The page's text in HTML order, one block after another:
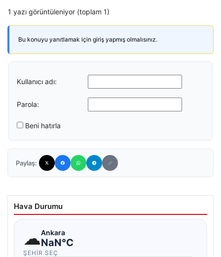
1 yazı görüntüleniyor (toplam 1)
Bu konuyu yanıtlamak için giriş yapmış olmalısınız.
Kullanıcı adı:
Parola:
Beni hatırla
Paylaş:
Hava Durumu
☁Ankara
NaN°C
ŞEHIR SEÇ